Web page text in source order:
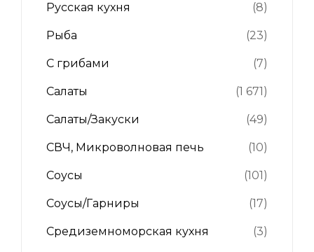
Русская кухня (8)
Рыба (23)
С грибами (7)
Салаты (1 671)
Салаты/Закуски (49)
СВЧ, Микроволновая печь (10)
Соусы (101)
Соусы/Гарниры (17)
Средиземноморская кухня (3)